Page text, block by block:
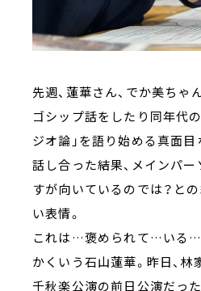
先週、蓮華さん、でか美ち
ゴシップ話をしたり同年代
ジオ論」を語り始める真面
話し合った結果、メインパ
すが向いているのでは？と
い表情。
これは…褒められて…いる
かくいう石山蓮華。昨日、
千秋楽公演の前日公演だっ